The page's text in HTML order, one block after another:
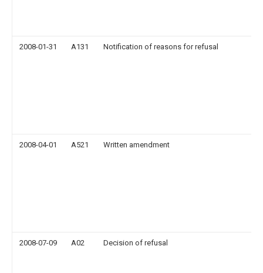
2008-01-31 A131 Notification of reasons for refusal
2008-04-01 A521 Written amendment
2008-07-09 A02 Decision of refusal